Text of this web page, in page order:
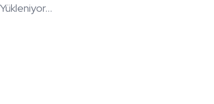
Yükleniyor...